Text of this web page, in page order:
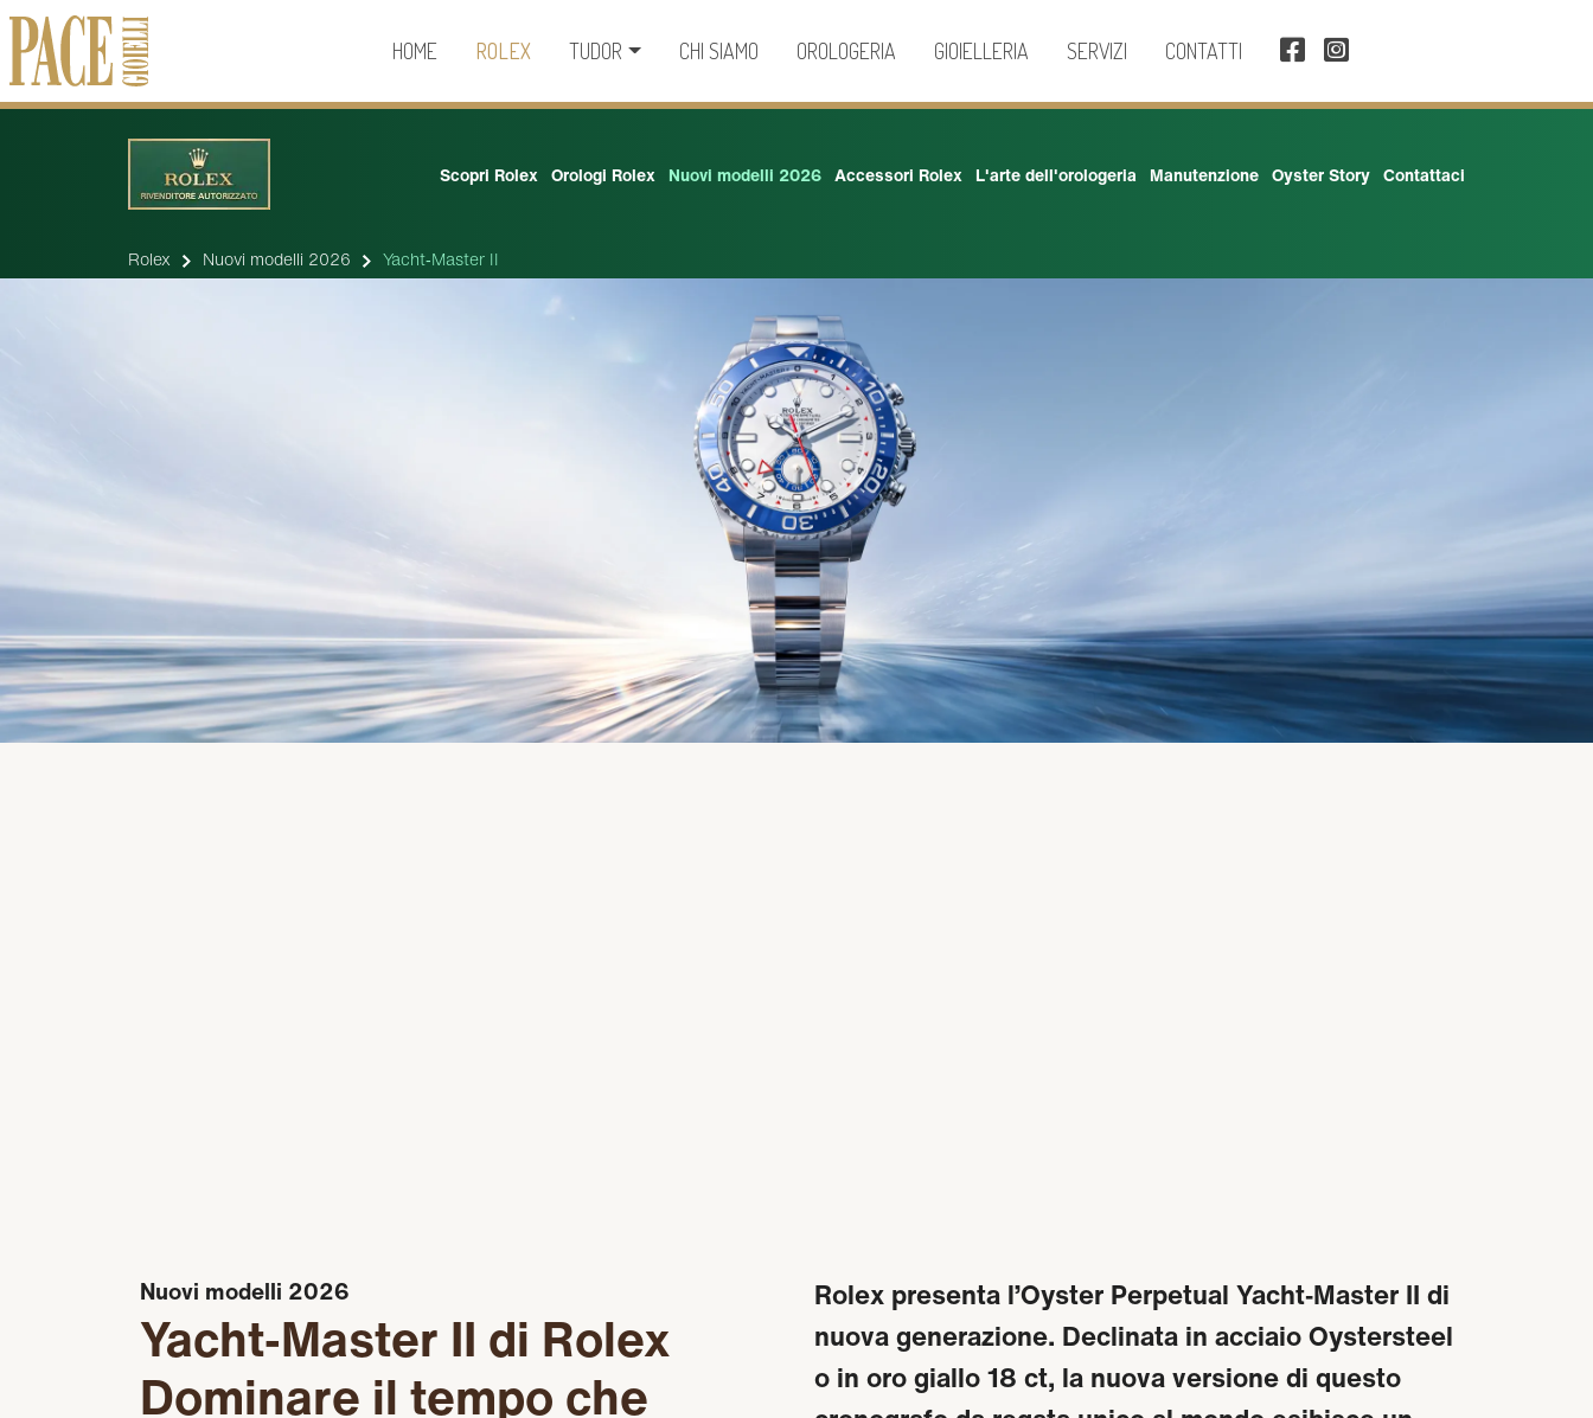
HOME ROLEX TUDOR CHI SIAMO OROLOGERIA GIOIELLERIA SERVIZI CONTATTI
Scopri Rolex Orologi Rolex Nuovi modelli 2026 Accessori Rolex L'arte dell'orologeria Manutenzione Oyster Story Contattaci
Rolex Nuovi modelli 2026 Yacht‑Master II
Nuovi modelli 2026
Yacht‑Master II di Rolex
Dominare il tempo che
Rolex presenta l’Oyster Perpetual Yacht‑Master II di
nuova generazione. Declinata in acciaio Oystersteel
o in oro giallo 18 ct, la nuova versione di questo